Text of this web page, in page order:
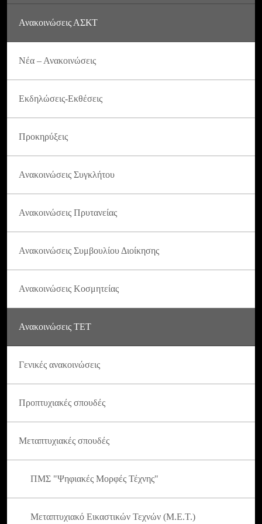
Ανακοινώσεις ΑΣΚΤ
Νέα – Ανακοινώσεις
Εκδηλώσεις-Εκθέσεις
Προκηρύξεις
Ανακοινώσεις Συγκλήτου
Ανακοινώσεις Πρυτανείας
Ανακοινώσεις Συμβουλίου Διοίκησης
Ανακοινώσεις Κοσμητείας
Ανακοινώσεις ΤΕΤ
Γενικές ανακοινώσεις
Προπτυχιακές σπουδές
Μεταπτυχιακές σπουδές
ΠΜΣ "Ψηφιακές Μορφές Τέχνης"
Μεταπτυχιακό Εικαστικών Τεχνών (Μ.Ε.Τ.)